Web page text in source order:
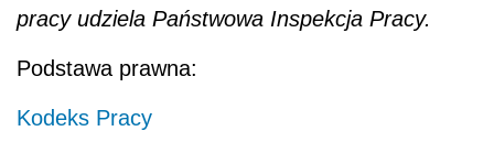
pracy udziela Państwowa Inspekcja Pracy.
Podstawa prawna:
Kodeks Pracy